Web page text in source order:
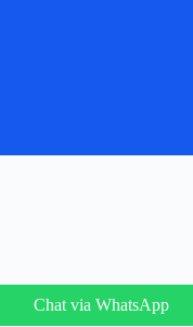
Chat via WhatsApp